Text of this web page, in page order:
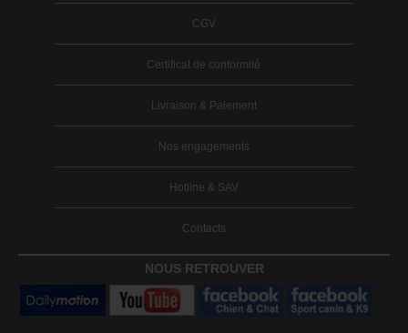
CGV
Certificat de conformité
Livraison & Paiement
Nos engagements
Hotline & SAV
Contacts
NOUS RETROUVER